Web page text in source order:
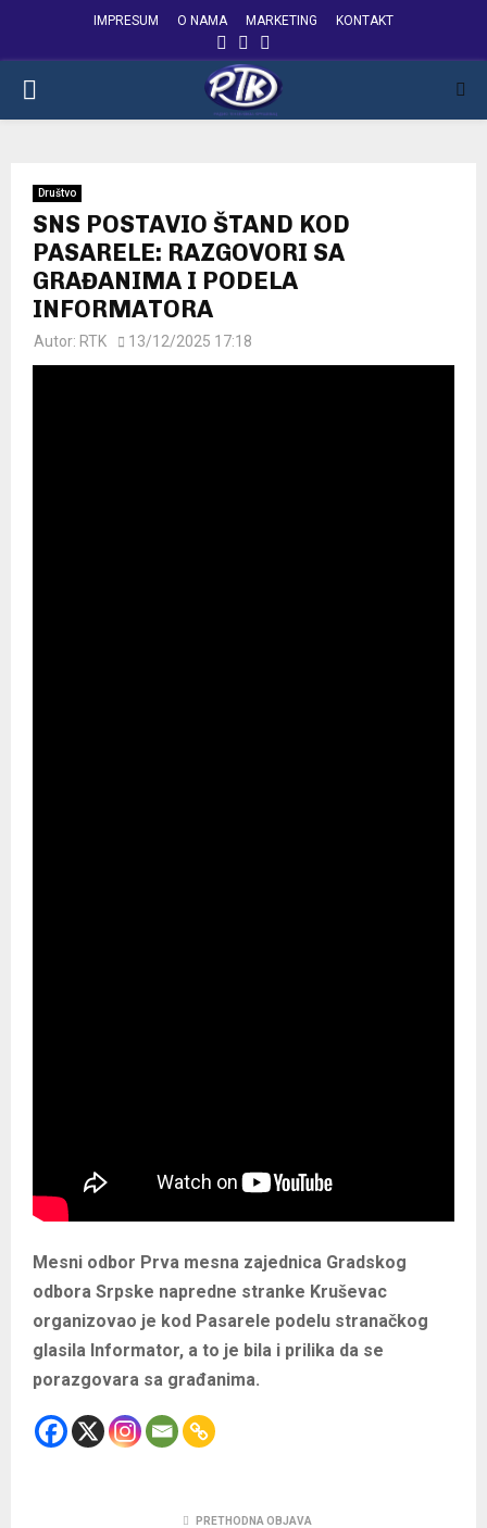
IMPRESUM O NAMA MARKETING KONTAKT
FACEBOOK
INSTAGRAM
PRIMARY
Društvo
SNS POSTAVIO ŠTAND KOD
PASARELE: RAZGOVORI SA
GRAĐANIMA I PODELA
INFORMATORA
Autor: RTK 13/12/2025 17:18
Mesni odbor Prva mesna zajednica Gradskog
odbora Srpske napredne stranke Kruševac
organizovao je kod Pasarele podelu stranačkog
glasila Informator, a to je bila i prilika da se
porazgovara sa građanima.
PRETHODNA OBJAVA